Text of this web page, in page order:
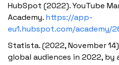
HubSpot (2022). YouTube
Academy. https://app-
eu1.hubspot.com/academy/
Statista. (2022, November
global audiences in 2022, by